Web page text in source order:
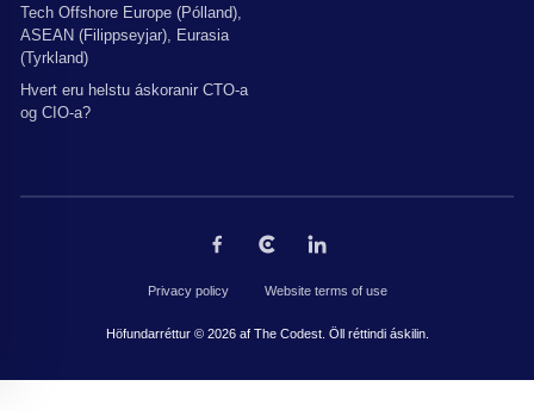
Tech Offshore Europe (Pólland),
ASEAN (Filippseyjar), Eurasia
(Tyrkland)
Hvert eru helstu áskoranir CTO-a
og CIO-a?
Privacy policy Website terms of use
Höfundarréttur © 2026 af The Codest. Öll réttindi áskilin.